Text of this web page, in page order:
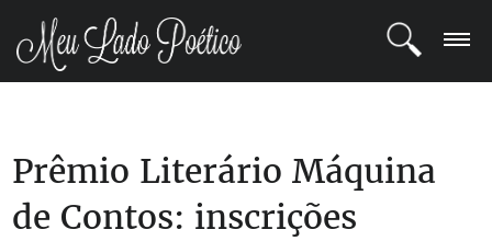
REGISTRO
POETAS
Prêmio Literário Máquina
de Contos: inscrições